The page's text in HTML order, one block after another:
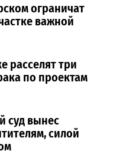
ограничат
важной
расселят три
по проектам
суд вынес
силой